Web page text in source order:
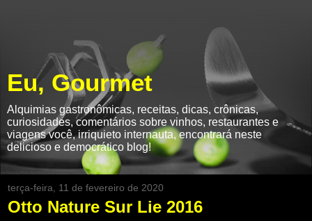
Eu, Gourmet
Alquimias gastronômicas, receitas, dicas, crônicas,
curiosidades, comentários sobre vinhos, restaurantes e
viagens você, irriquieto internauta, encontrará neste
delicioso e democrático blog!
terça-feira, 11 de fevereiro de 2020
Otto Nature Sur Lie 2016